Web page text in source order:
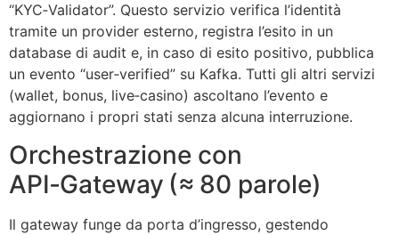
“KYC‑Validator”. Questo servizio verifica l’identità
tramite un provider esterno, registra l’esito in un
database di audit e, in caso di esito positivo, pubblica
un evento “user‑verified” su Kafka. Tutti gli altri servizi
(wallet, bonus, live‑casino) ascoltano l’evento e
aggiornano i propri stati senza alcuna interruzione.
Orchestrazione con
API‑Gateway (≈ 80 parole)
Il gateway funge da porta d’ingresso, gestendo